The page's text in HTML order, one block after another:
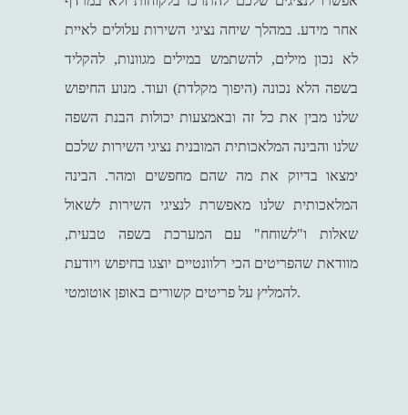
אחר מידע. במהלך שיחה נציגי השירות עלולים לאיית
לא נכון מילים, להשתמש במילים מגוונות, להקליד
בשפה הלא נכונה (היפוך מקלדת) ועוד. מנוע החיפוש
שלנו מבין את כל זה ובאמצעות יכולות הבנת השפה
שלנו והבינה המלאכותית המובנית נציגי השירות שלכם
ימצאו בדיוק את מה שהם מחפשים ומהר. הבינה
המלאכותית שלנו מאפשרת לנציגי השירות לשאול
שאלות ו"לשוחח" עם המערכת בשפה טבעית,
מוודאת שהפריטים הכי רלוונטיים יוצגו בחיפוש ויודעת
להמליץ על פריטים קשורים באופן אוטומטי.